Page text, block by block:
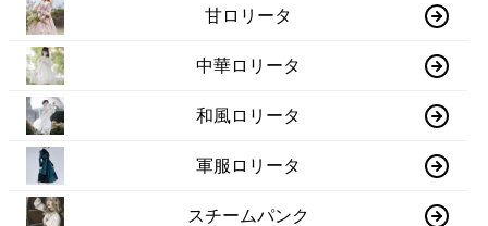
甘ロリータ
中華ロリータ
和風ロリータ
軍服ロリータ
スチームパンク